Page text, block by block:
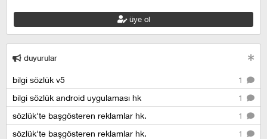
üye ol
duyurular
1
bilgi sözlük v5
1
bilgi sözlük android uygulaması hk
1
sözlük'te başgösteren reklamlar hk.
1
sözlük'te başgösteren reklamlar hk.